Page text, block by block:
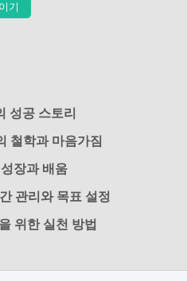
기
성공 스토리
철학과 마음가짐
장과 배움
관리와 목표 설정
위한 실천 방법